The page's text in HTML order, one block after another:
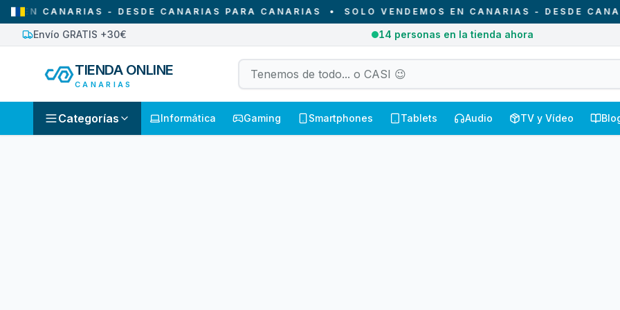
CANARIAS - DESDE CANARIAS PARA CANARIAS• SOLO VENDEMOS EN CANARIAS - DESDE
Envío GRATIS +30€ 14 personas en la tienda ahora
TIENDA ONLINE
CANARIAS
Categorías Informática Gaming Smartphones Tablets Audio TV y Vídeo